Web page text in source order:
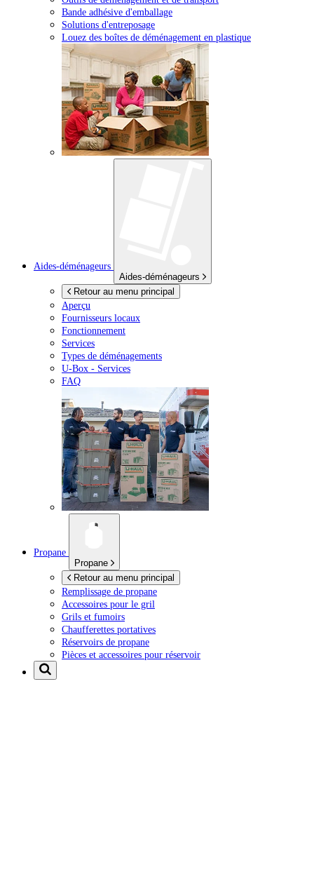
Bande adhésive d'emballage
Solutions d'entreposage
Louez des boîtes de déménagement en plastique
Aides-déménageurs
Aides-déménageurs
Retour au menu principal
Aperçu
Fournisseurs locaux
Fonctionnement
Services
Types de déménagements
U-Box - Services
FAQ
Propane
Propane
Retour au menu principal
Remplissage de propane
Accessoires pour le gril
Grils et fumoirs
Chaufferettes portatives
Réservoirs de propane
Pièces et accessoires pour réservoir